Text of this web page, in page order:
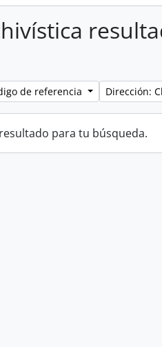
de referencia Dirección:
para tu búsqueda.